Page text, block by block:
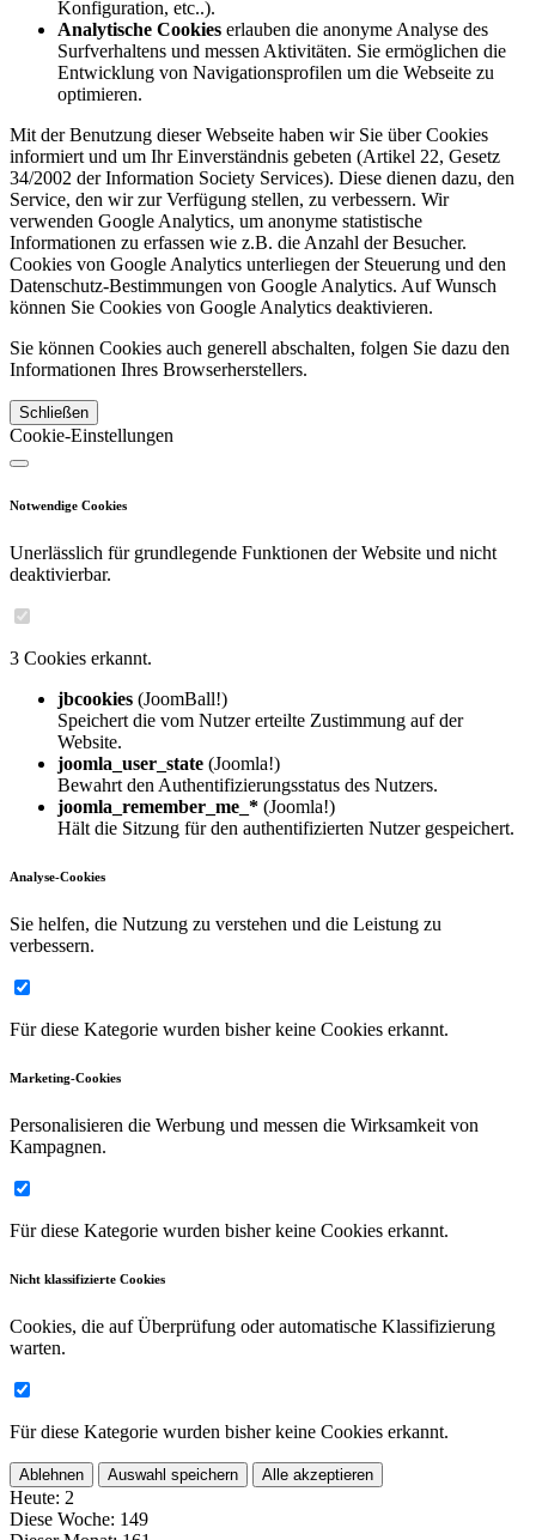
Konfiguration, etc..).
Analytische Cookies erlauben die anonyme Analyse des
Surfverhaltens und messen Aktivitäten. Sie ermöglichen die
Entwicklung von Navigationsprofilen um die Webseite zu
optimieren.
Mit der Benutzung dieser Webseite haben wir Sie über Cookies
informiert und um Ihr Einverständnis gebeten (Artikel 22, Gesetz
34/2002 der Information Society Services). Diese dienen dazu, den
Service, den wir zur Verfügung stellen, zu verbessern. Wir
verwenden Google Analytics, um anonyme statistische
Informationen zu erfassen wie z.B. die Anzahl der Besucher.
Cookies von Google Analytics unterliegen der Steuerung und den
Datenschutz-Bestimmungen von Google Analytics. Auf Wunsch
können Sie Cookies von Google Analytics deaktivieren.
Sie können Cookies auch generell abschalten, folgen Sie dazu den
Informationen Ihres Browserherstellers.
Schließen
Cookie-Einstellungen
Notwendige Cookies
Unerlässlich für grundlegende Funktionen der Website und nicht
deaktivierbar.
3 Cookies erkannt.
jbcookies (JoomBall!)
Speichert die vom Nutzer erteilte Zustimmung auf der
Website.
joomla_user_state (Joomla!)
Bewahrt den Authentifizierungsstatus des Nutzers.
joomla_remember_me_* (Joomla!)
Hält die Sitzung für den authentifizierten Nutzer gespeichert.
Analyse-Cookies
Sie helfen, die Nutzung zu verstehen und die Leistung zu
verbessern.
Für diese Kategorie wurden bisher keine Cookies erkannt.
Marketing-Cookies
Personalisieren die Werbung und messen die Wirksamkeit von
Kampagnen.
Für diese Kategorie wurden bisher keine Cookies erkannt.
Nicht klassifizierte Cookies
Cookies, die auf Überprüfung oder automatische Klassifizierung
warten.
Für diese Kategorie wurden bisher keine Cookies erkannt.
Ablehnen Auswahl speichern Alle akzeptieren
Heute: 2
Diese Woche: 149